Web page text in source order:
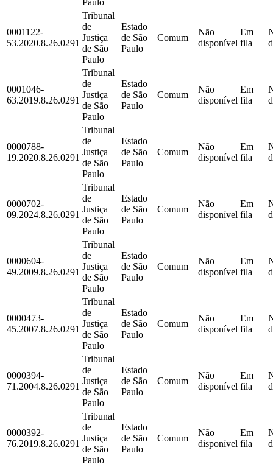
0001122-
53.2020.8.26.0291
Tribunal
de
Justiça
de São
Paulo
Estado
de São
Paulo
Comum
Não
disponível
Em
fila
0001046-
63.2019.8.26.0291
Tribunal
de
Justiça
de São
Paulo
Estado
de São
Paulo
Comum
Não
disponível
Em
fila
0000788-
19.2020.8.26.0291
Tribunal
de
Justiça
de São
Paulo
Estado
de São
Paulo
Comum
Não
disponível
Em
fila
0000702-
09.2024.8.26.0291
Tribunal
de
Justiça
de São
Paulo
Estado
de São
Paulo
Comum
Não
disponível
Em
fila
0000604-
49.2009.8.26.0291
Tribunal
de
Justiça
de São
Paulo
Estado
de São
Paulo
Comum
Não
disponível
Em
fila
0000473-
45.2007.8.26.0291
Tribunal
de
Justiça
de São
Paulo
Estado
de São
Paulo
Comum
Não
disponível
Em
fila
0000394-
71.2004.8.26.0291
Tribunal
de
Justiça
de São
Paulo
Estado
de São
Paulo
Comum
Não
disponível
Em
fila
0000392-
76.2019.8.26.0291
Tribunal
de
Justiça
de São
Paulo
Estado
de São
Paulo
Comum
Não
disponível
Em
fila